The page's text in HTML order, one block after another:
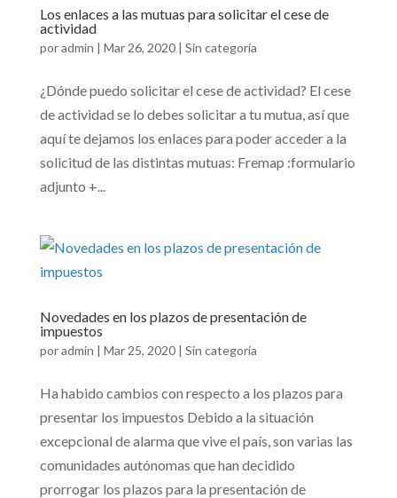
Los enlaces a las mutuas para solicitar el cese de
actividad
poradmin | Mar 26, 2020| Sin categoría
¿Dónde puedo solicitar el cese de actividad? El cese
de actividad se lo debes solicitar a tu mutua, así que
aquí te dejamos los enlaces para poder acceder a la
solicitud de las distintas mutuas: Fremap :formulario
adjunto +...
Novedades en los plazos de presentación de
impuestos
poradmin | Mar 25, 2020| Sin categoría
Ha habido cambios con respecto a los plazos para
presentar los impuestos Debido a la situación
excepcional de alarma que vive el país, son varias las
comunidades autónomas que han decidido
prorrogar los plazos para la presentación de